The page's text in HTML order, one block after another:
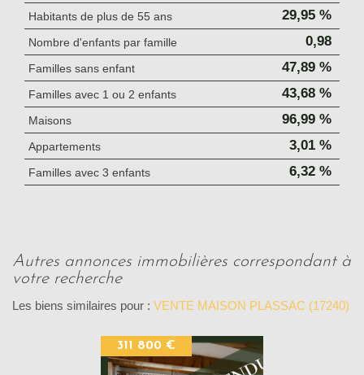
Habitants de plus de 55 ans 29,95 %
Nombre d'enfants par famille 0,98
Familles sans enfant 47,89 %
Familles avec 1 ou 2 enfants 43,68 %
Maisons 96,99 %
Appartements 3,01 %
Familles avec 3 enfants 6,32 %
autres annonces immobilières correspondant à
votre recherche
Les biens similaires pour : VENTE MAISON PLASSAC (17240)
311 800 €